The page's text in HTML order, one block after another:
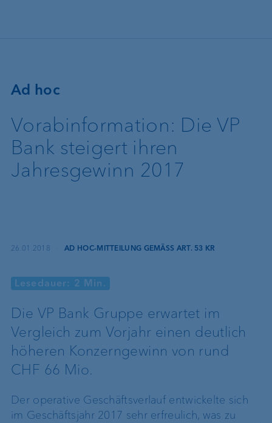
Ad hoc
Vorabinformation: Die VP
Bank steigert ihren
Jahresgewinn 2017
26.01.2018 ·AD HOC-MITTEILUNG GEMÄSS ART. 53 KR
Lesedauer: 2 Min.
Die VP Bank Gruppe erwartet im
Vergleich zum Vorjahr einen deutlich
höheren Konzerngewinn von rund
CHF 66 Mio.
Der operative Geschäftsverlauf entwickelte sich
im Geschäftsjahr 2017 sehr erfreulich, was zu